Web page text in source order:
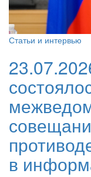
Статьи и интервью
в